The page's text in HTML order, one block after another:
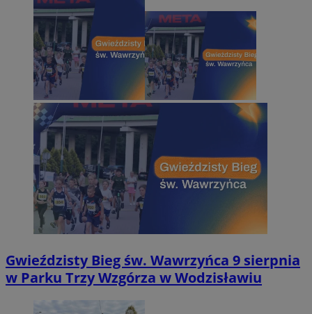
Gwieździsty Bieg św. Wawrzyńca 9 sierpnia
w Parku Trzy Wzgórza w Wodzisławiu